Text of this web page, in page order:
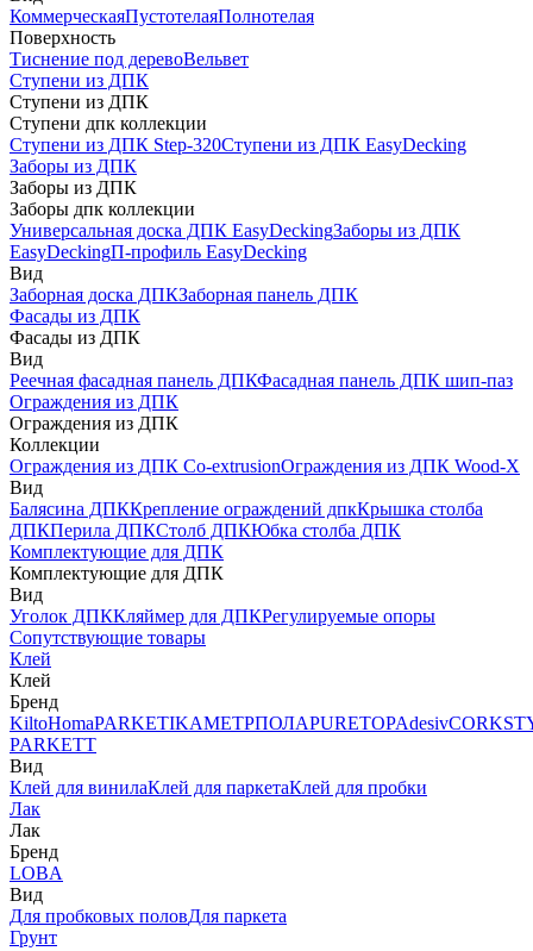
КоммерческаяПустотелаяПолнотелая
Поверхность
Тиснение под деревоВельвет
Ступени из ДПК
Ступени из ДПК
Ступени дпк коллекции
Ступени из ДПК Step-320Ступени из ДПК EasyDecking
Заборы из ДПК
Заборы из ДПК
Заборы дпк коллекции
Универсальная доска ДПК EasyDeckingЗаборы из ДПК
EasyDeckingП-профиль EasyDecking
Вид
Заборная доска ДПКЗаборная панель ДПК
Фасады из ДПК
Фасады из ДПК
Вид
Реечная фасадная панель ДПКФасадная панель ДПК шип-паз
Ограждения из ДПК
Ограждения из ДПК
Коллекции
Ограждения из ДПК Co-extrusionОграждения из ДПК Wood-X
Вид
Балясина ДПККрепление ограждений дпкКрышка столба
ДПКПерила ДПКСтолб ДПКЮбка столба ДПК
Комплектующие для ДПК
Комплектующие для ДПК
Вид
Уголок ДПККляймер для ДПКРегулируемые опоры
Сопутствующие товары
Клей
Клей
Бренд
KiltoHomaPARKETIKAМЕТРПОЛАPURETOPAdesiv
PARKETT
Вид
Клей для винилаКлей для паркетаКлей для пробки
Лак
Лак
Бренд
LOBA
Вид
Для пробковых половДля паркета
Грунт